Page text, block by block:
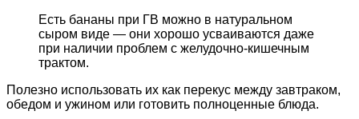
Есть бананы при ГВ можно в натуральном
сыром виде — они хорошо усваиваются даже
при наличии проблем с желудочно-кишечным
трактом.
Полезно использовать их как перекус между завтраком,
обедом и ужином или готовить полноценные блюда.